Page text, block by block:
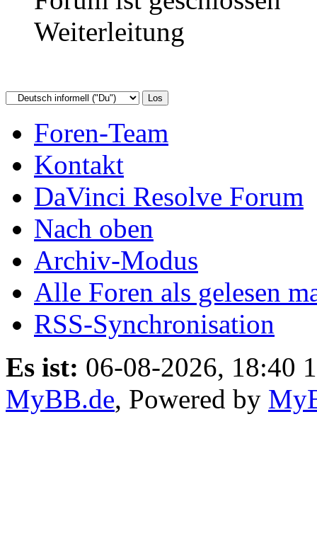
Weiterleitung
Foren-Team
Kontakt
DaVinci Resolve Forum
Nach oben
Archiv-Modus
Alle Foren als gelesen
RSS-Synchronisation
Es ist: 06-08-2026, 18:40
MyBB.de, Powered by